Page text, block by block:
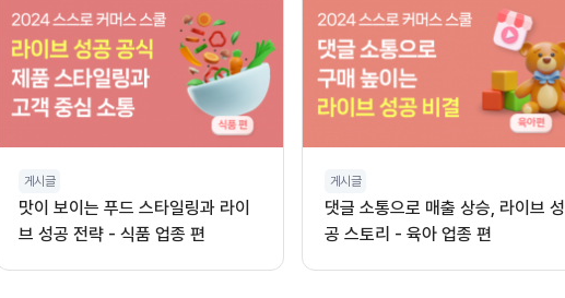
게시글
맛이 보이는 푸드 스타일링과 라이
브 성공 전략 - 식품 업종 편
게시글
댓글 소통으로 매출 상승, 라이브 성
공 스토리 - 육아 업종 편